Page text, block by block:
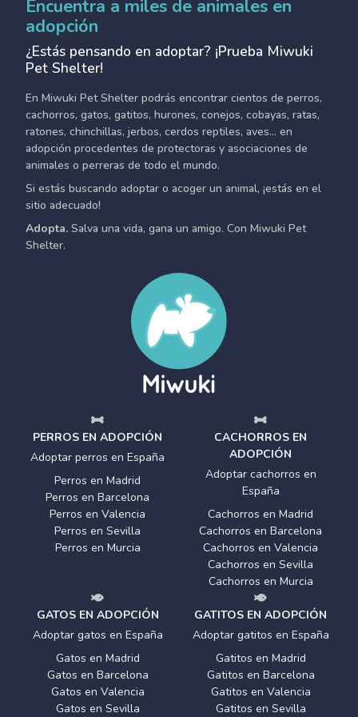
Encuentra a miles de animales en
adopción
¿Estás pensando en adoptar? ¡Prueba Miwuki
Pet Shelter!
En Miwuki Pet Shelter podrás encontrar cientos de perros,
cachorros, gatos, gatitos, hurones, conejos, cobayas, ratas,
ratones, chinchillas, jerbos, cerdos reptiles, aves... en
adopción procedentes de protectoras y asociaciones de
animales o perreras de todo el mundo.
Si estás buscando adoptar o acoger un animal, ¡estás en el
sitio adecuado!
Adopta. Salva una vida, gana un amigo. Con Miwuki Pet
Shelter.
PERROS EN ADOPCIÓN
Adoptar perros en España
Perros en Madrid
Perros en Barcelona
Perros en Valencia
Perros en Sevilla
Perros en Murcia
CACHORROS EN
ADOPCIÓN
Adoptar cachorros en
España
Cachorros en Madrid
Cachorros en Barcelona
Cachorros en Valencia
Cachorros en Sevilla
Cachorros en Murcia
GATOS EN ADOPCIÓN
Adoptar gatos en España
Gatos en Madrid
Gatos en Barcelona
Gatos en Valencia
Gatos en Sevilla
GATITOS EN ADOPCIÓN
Adoptar gatitos en España
Gatitos en Madrid
Gatitos en Barcelona
Gatitos en Valencia
Gatitos en Sevilla